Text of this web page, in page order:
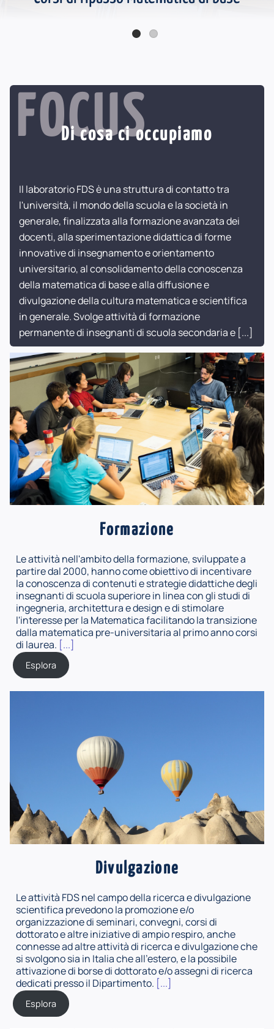
Online la seconda serie Podcast FDS - Katherine Johnson
FOCUS
Di cosa ci occupiamo
Il laboratorio FDS è una struttura di contatto tra
l'università, il mondo della scuola e la società in
generale, finalizzata alla formazione avanzata dei
docenti, alla sperimentazione didattica di forme
innovative di insegnamento e orientamento
universitario, al consolidamento della conoscenza
della matematica di base e alla diffusione e
divulgazione della cultura matematica e scientifica
in generale. Svolge attività di formazione
permanente di insegnanti di scuola secondaria e [...]
Formazione
Le attività nell'ambito della formazione, sviluppate a
partire dal 2000, hanno come obiettivo di incentivare
la conoscenza di contenuti e strategie didattiche degli
insegnanti di scuola superiore in linea con gli studi di
ingegneria, architettura e design e di stimolare
l'interesse per la Matematica facilitando la transizione
dalla matematica pre-universitaria al primo anno corsi
di laurea. [...]
Esplora
Divulgazione
Le attività FDS nel campo della ricerca e divulgazione
scientifica prevedono la promozione e/o
organizzazione di seminari, convegni, corsi di
dottorato e altre iniziative di ampio respiro, anche
connesse ad altre attività di ricerca e divulgazione che
si svolgono sia in Italia che all'estero, e la possibile
attivazione di borse di dottorato e/o assegni di ricerca
dedicati presso il Dipartimento. [...]
Esplora